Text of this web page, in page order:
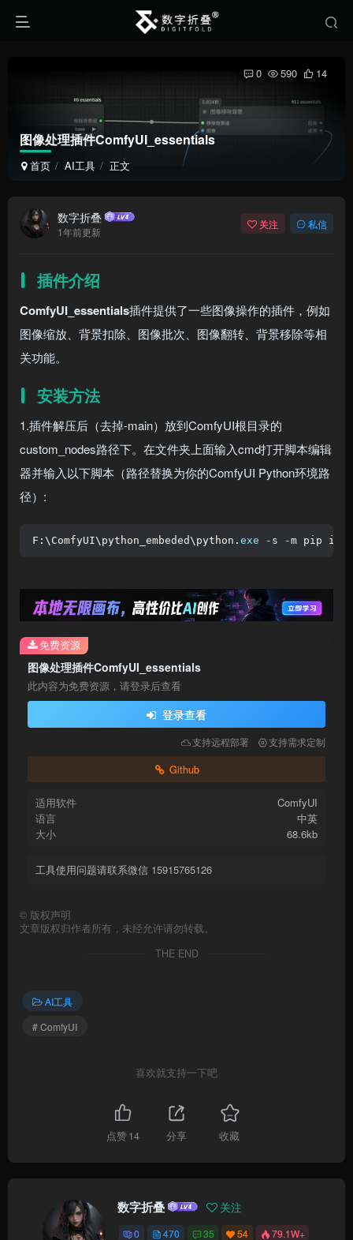
图像处理插件ComfyUI_essentials
首页 AI工具 正文
0 590 14
数字折叠
1年前更新
关注 私信
插件介绍
ComfyUI_essentials插件提供了一些图像操作的插件，例如
图像缩放、背景扣除、图像批次、图像翻转、背景移除等相
关功能。
安装方法
1.插件解压后（去掉-main）放到ComfyUI根目录的
custom_nodes路径下。在文件夹上面输入cmd打开脚本编辑
器并输入以下脚本（路径替换为你的ComfyUI Python环境路
径）:
F:\ComfyUI\python_embeded\python. exe -s -m pip
图像处理插件ComfyUI_essentials
此内容为免费资源，请登录后查看
登录查看
支持远程部署 支持需求定制
Github
适用软件
ComfyUI
语言
中英
大小
68.6kb
工具使用问题请联系微信 15915765126
免费资源
© 版权声明
文章版权归作者所有，未经允许请勿转载。
THE END
AI工具
# ComfyUI
喜欢就支持一下吧
点赞14 分享 收藏
数字折叠 关注
0 470 35 54 79.1W+